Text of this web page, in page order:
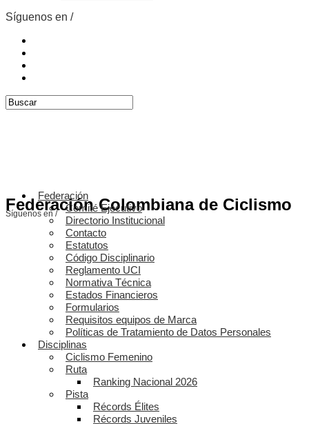
Síguenos en /
Federación Colombiana de Ciclismo
Síguenos en /
Federación
Comité Ejecutivo
Directorio Institucional
Contacto
Estatutos
Código Disciplinario
Reglamento UCI
Normativa Técnica
Estados Financieros
Formularios
Requisitos equipos de Marca
Políticas de Tratamiento de Datos Personales
Disciplinas
Ciclismo Femenino
Ruta
Ranking Nacional 2026
Pista
Récords Élites
Récords Juveniles